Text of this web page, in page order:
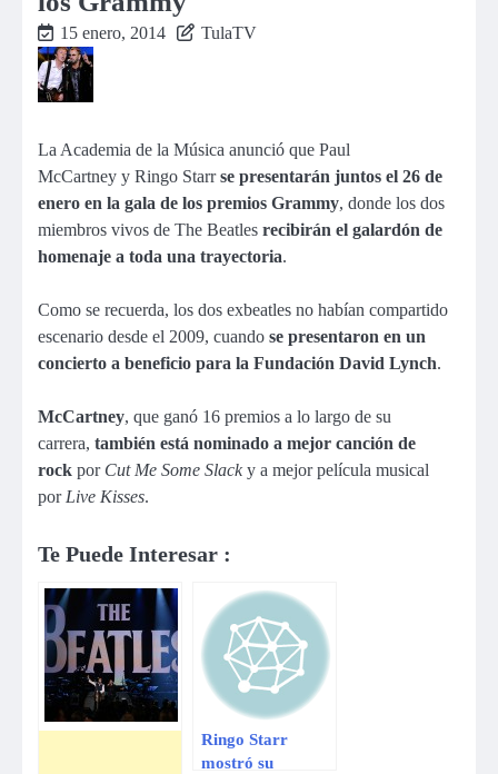
15 enero, 2014 TulaTV
La Academia de la Música anunció que Paul
McCartney y Ringo Starrse presentarán juntos el 26 de
enero en la gala de los premios Grammy, donde los dos
miembros vivos de The Beatles recibirán el galardón de
homenaje a toda una trayectoria.
Como se recuerda, los dos exbeatles no habían compartido
escenario desde el 2009, cuando se presentaron en un
concierto a beneficio para la Fundación David Lynch.
McCartney, que ganó 16 premios a lo largo de su
carrera, también está nominado a mejor canción de
rock por Cut Me Some Slacky a mejor película musical
por Live Kisses.
Te Puede Interesar :
Ringo Starr
mostró su